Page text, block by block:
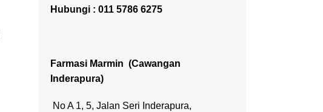
Hubungi : 011 5786 6275
Farmasi Marmin (Cawangan
Inderapura)
No A 1, 5, Jalan Seri Inderapura,